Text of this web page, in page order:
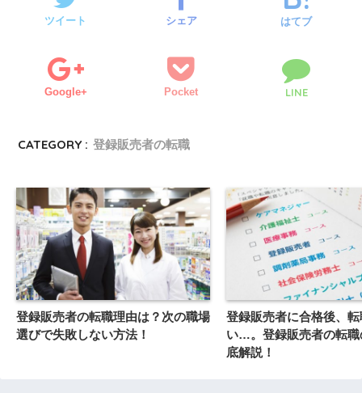
ツイート シェア はてブ
Google+ Pocket LINE
CATEGORY : 登録販売者の転職
登録販売者の転職理由は？次の職場
選びで失敗しない方法！
登録販売者に合格後、
い…。登録販売者の転職
底解説！